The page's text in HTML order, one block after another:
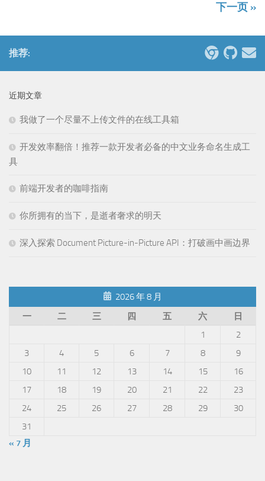
下一页 »
推荐:
近期文章
我做了一个尽量不上传文件的在线工具箱
开发效率翻倍！推荐一款开发者必备的中文业务命名生成工
具
前端开发者的咖啡指南
你所拥有的当下，是逝者奢求的明天
深入探索 Document Picture-in-Picture API：打破画中画边界
2026 年 8 月
一
二 三 四 五 六
日
1
2
3
4 5 6 7 8
9
10
11 12 13 14 15
16
17
18 19 20 21 22
23
24
25 26 27 28 29
30
31
« 7 月